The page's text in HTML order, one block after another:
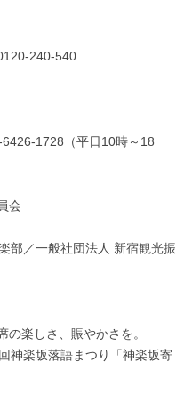
240-540
1728（平日10時～18
会
部／一般社団法人 新宿観光振
楽しさ、賑やかさを。
神楽坂落語まつり「神楽坂寄